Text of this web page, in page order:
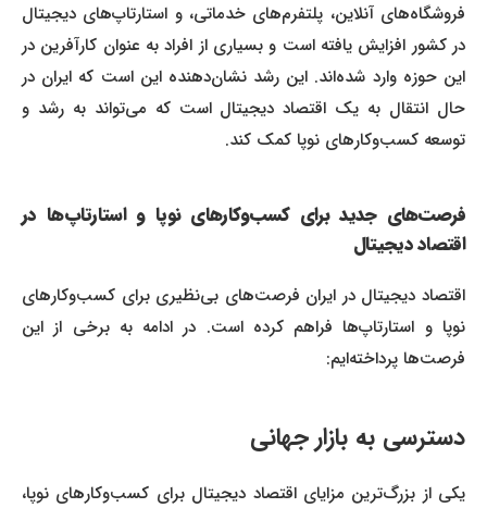
فروشگاه‌های آنلاین، پلتفرم‌های خدماتی، و استارتاپ‌های دیجیتال
در کشور افزایش یافته است و بسیاری از افراد به عنوان کارآفرین در
این حوزه وارد شده‌اند. این رشد نشان‌دهنده این است که ایران در
حال انتقال به یک اقتصاد دیجیتال است که می‌تواند به رشد و
توسعه کسب‌وکارهای نوپا کمک کند.
فرصت‌های جدید برای کسب‌وکارهای نوپا و استارتاپ‌ها در
اقتصاد دیجیتال
اقتصاد دیجیتال در ایران فرصت‌های بی‌نظیری برای کسب‌وکارهای
نوپا و استارتاپ‌ها فراهم کرده است. در ادامه به برخی از این
فرصت‌ها پرداخته‌ایم:
دسترسی به بازار جهانی
یکی از بزرگ‌ترین مزایای اقتصاد دیجیتال برای کسب‌وکارهای نوپا،